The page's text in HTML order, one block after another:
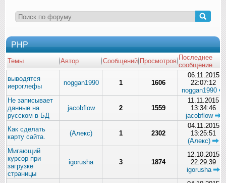
PHP
Темы Автор Сообщений Просмотров Последнее
сообщение
выводятся
иероглефы
noggan1990 1 1606
06.11.2015
22:07:12
noggan1990
Не записывает
данные на
русском в БД
jacobflow 2 1559
11.11.2015
13:34:46
jacobflow
Как сделать
карту сайта.
(Алекс) 1 2302
04.11.2015
13:25:51
(Алекс)
Мигающий
курсор при
загрузке
страницы
igorusha 3 1874
12.10.2015
22:29:39
igorusha